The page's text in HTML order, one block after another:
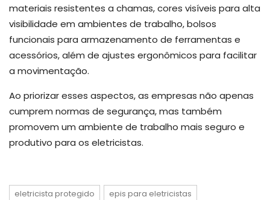
materiais resistentes a chamas, cores visíveis para alta
visibilidade em ambientes de trabalho, bolsos
funcionais para armazenamento de ferramentas e
acessórios, além de ajustes ergonômicos para facilitar
a movimentação.
Ao priorizar esses aspectos, as empresas não apenas
cumprem normas de segurança, mas também
promovem um ambiente de trabalho mais seguro e
produtivo para os eletricistas.
eletricista protegido
epis para eletricistas